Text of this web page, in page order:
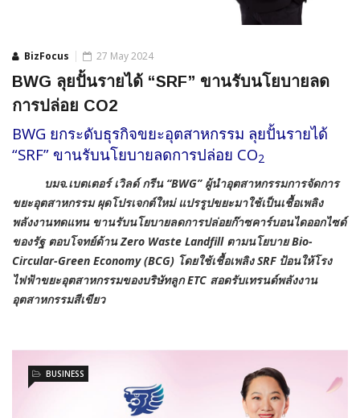
BizFocus 27 May 2024
BWG ลุยปั้นรายได้ “SRF” ขานรับนโยบายลด
การปล่อย CO2
BWG ยกระดับธุรกิจขยะอุตสาหกรรม ลุยปั้นรายได้
“SRF” ขานรับนโยบายลดการปล่อย CO2
บมจ.เบตเตอร์ เวิลด์ กรีน “BWG” ผู้นำอุตสาหกรรมการจัดการ
ขยะอุตสาหกรรม ผุดโปรเจกต์ใหม่ แปรรูปขยะมาใช้เป็นเชื้อเพลิง
พลังงานทดแทน ขานรับนโยบายลดการปล่อยก๊าซคาร์บอนไดออกไซด์
ของรัฐ ตอบโจทย์ด้าน Zero Waste Landfill ตามนโยบาย Bio-
Circular-Green Economy (BCG) โดยใช้เชื้อเพลิง SRF ป้อนให้โรง
ไฟฟ้าขยะอุตสาหกรรมของบริษัทลูก ETC สอดรับเทรนด์พลังงาน
อุตสาหกรรมสีเขียว
BUSINESS